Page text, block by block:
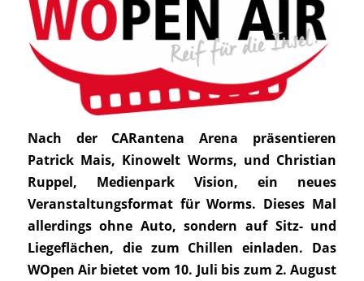
Nach der CARantena Arena präsentieren
Patrick Mais, Kinowelt Worms, und Christian
Ruppel, Medienpark Vision, ein neues
Veranstaltungsformat für Worms. Dieses Mal
allerdings ohne Auto, sondern auf Sitz- und
Liegeflächen, die zum Chillen einladen. Das
WOpen Air bietet vom 10. Juli bis zum 2. August